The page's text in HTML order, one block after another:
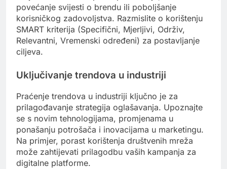
povećanje svijesti o brendu ili poboljšanje
korisničkog zadovoljstva. Razmislite o korištenju
SMART kriterija (Specifični, Mjerljivi, Održiv,
Relevantni, Vremenski određeni) za postavljanje
ciljeva.
Uključivanje trendova u industriji
Praćenje trendova u industriji ključno je za
prilagođavanje strategija oglašavanja. Upoznajte
se s novim tehnologijama, promjenama u
ponašanju potrošača i inovacijama u marketingu.
Na primjer, porast korištenja društvenih mreža
može zahtijevati prilagodbu vaših kampanja za
digitalne platforme.